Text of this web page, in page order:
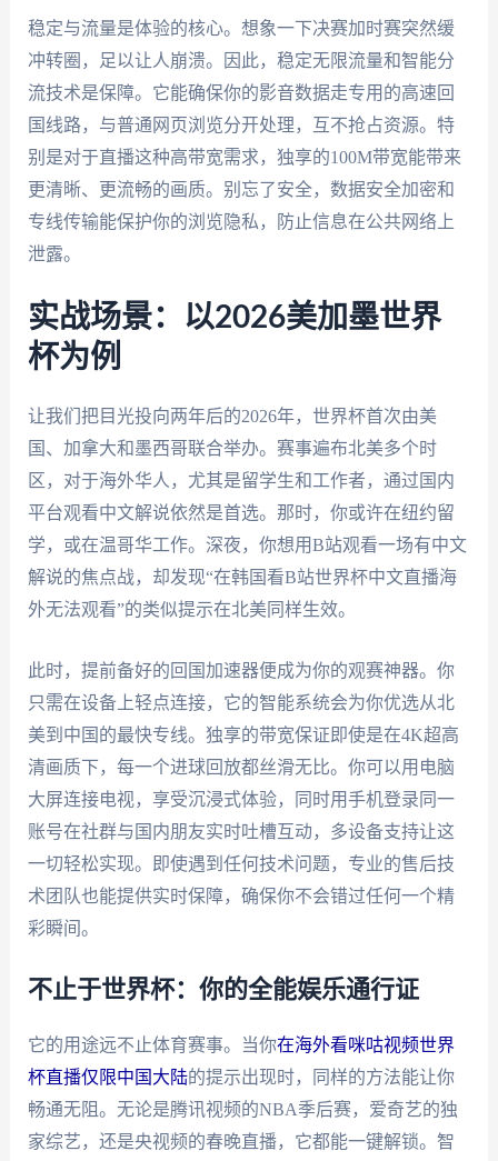
稳定与流量是体验的核心。想象一下决赛加时赛突然缓
冲转圈，足以让人崩溃。因此，稳定无限流量和智能分
流技术是保障。它能确保你的影音数据走专用的高速回
国线路，与普通网页浏览分开处理，互不抢占资源。特
别是对于直播这种高带宽需求，独享的100M带宽能带来
更清晰、更流畅的画质。别忘了安全，数据安全加密和
专线传输能保护你的浏览隐私，防止信息在公共网络上
泄露。
实战场景：以2026美加墨世界
杯为例
让我们把目光投向两年后的2026年，世界杯首次由美
国、加拿大和墨西哥联合举办。赛事遍布北美多个时
区，对于海外华人，尤其是留学生和工作者，通过国内
平台观看中文解说依然是首选。那时，你或许在纽约留
学，或在温哥华工作。深夜，你想用B站观看一场有中文
解说的焦点战，却发现“在韩国看B站世界杯中文直播海
外无法观看”的类似提示在北美同样生效。
此时，提前备好的回国加速器便成为你的观赛神器。你
只需在设备上轻点连接，它的智能系统会为你优选从北
美到中国的最快专线。独享的带宽保证即使是在4K超高
清画质下，每一个进球回放都丝滑无比。你可以用电脑
大屏连接电视，享受沉浸式体验，同时用手机登录同一
账号在社群与国内朋友实时吐槽互动，多设备支持让这
一切轻松实现。即使遇到任何技术问题，专业的售后技
术团队也能提供实时保障，确保你不会错过任何一个精
彩瞬间。
不止于世界杯：你的全能娱乐通行证
它的用途远不止体育赛事。当你在海外看咪咕视频世界
杯直播仅限中国大陆的提示出现时，同样的方法能让你
畅通无阻。无论是腾讯视频的NBA季后赛，爱奇艺的独
家综艺，还是央视频的春晚直播，它都能一键解锁。智